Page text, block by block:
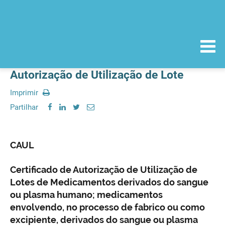
Autorização de Utilização de Lote
Imprimir
Partilhar
CAUL
Certificado de Autorização de Utilização de
Lotes de Medicamentos derivados do sangue
ou plasma humano; medicamentos
envolvendo, no processo de fabrico ou como
excipiente, derivados do sangue ou plasma